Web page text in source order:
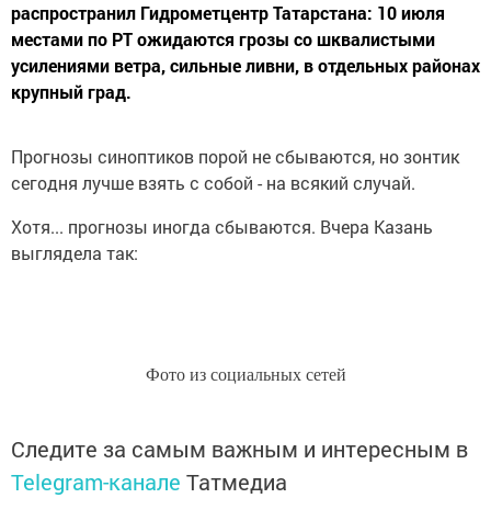
распространил Гидрометцентр Татарстана: 10 июля
местами по РТ ожидаются грозы со шквалистыми
усилениями ветра, сильные ливни, в отдельных районах
крупный град.
Прогнозы синоптиков порой не сбываются, но зонтик
сегодня лучше взять с собой - на всякий случай.
Хотя... прогнозы иногда сбываются. Вчера Казань
выглядела так:
Фото из социальных сетей
Следите за самым важным и интересным в
Telegram-канале Татмедиа